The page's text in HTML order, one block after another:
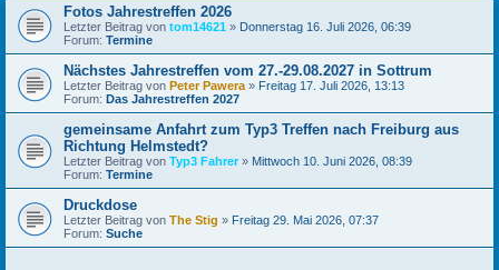
Fotos Jahrestreffen 2026
Letzter Beitrag von tom14621 » Donnerstag 16. Juli 2026, 06:39
Forum: Termine
Nächstes Jahrestreffen vom 27.-29.08.2027 in Sottrum
Letzter Beitrag von Peter Pawera » Freitag 17. Juli 2026, 13:13
Forum: Das Jahrestreffen 2027
gemeinsame Anfahrt zum Typ3 Treffen nach Freiburg aus
Richtung Helmstedt?
Letzter Beitrag von Typ3 Fahrer » Mittwoch 10. Juni 2026, 08:39
Forum: Termine
Druckdose
Letzter Beitrag von The Stig » Freitag 29. Mai 2026, 07:37
Forum: Suche